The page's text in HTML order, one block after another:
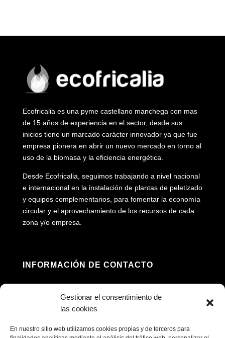
Gestionar el consentimiento de
las cookies
En nuestro sitio web utilizamos cookies propias y de terceros para
Ecofricalia es una pyme castellano manchega con mas
de 15 años de experiencia en el sector, desde sus
inicios tiene un marcado carácter innovador ya que fue
empresa pionera en abrir un nuevo mercado en torno al
uso de la biomasa y la eficiencia energética.
Desde Ecofricalia, seguimos trabajando a nivel nacional
e internacional en la instalación de plantas de peletizado
y equipos complementarios, para fomentar la economía
circular y el aprovechamiento de los recursos de cada
zona y/o empresa.
INFORMACIÓN DE CONTACTO
Pedroñeras, Cuenca